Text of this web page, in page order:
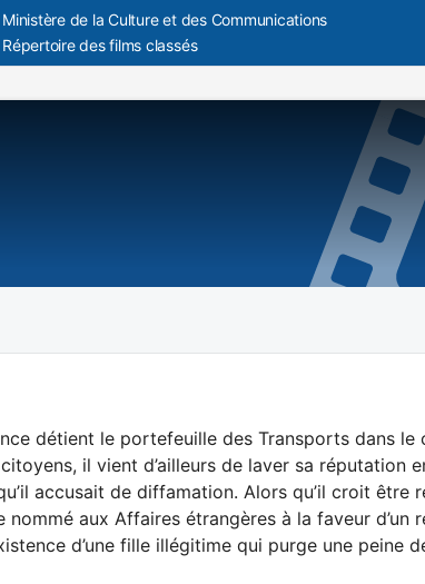
Ministère de la Culture et des Communications
Répertoire des films classés
détient le portefeuille des Transports dans
il vient d’ailleurs de laver sa réputation
accusait de diffamation. Alors qu’il croit
nommé aux Affaires étrangères à la faveur d’un
d’une fille illégitime qui purge une peine